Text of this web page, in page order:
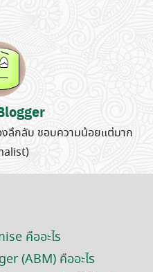
งลึกลับ ชอบความน้อยแต่มาก
คืออะไร
(ABM) คืออะไร